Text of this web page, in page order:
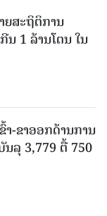
ຍສະຖິຕິການ
ນ 1 ລ້ານໂຕນ ໃນ
າ-ຂາອອກດ້ານການ
ລຸ 3,779 ຕື້ 750